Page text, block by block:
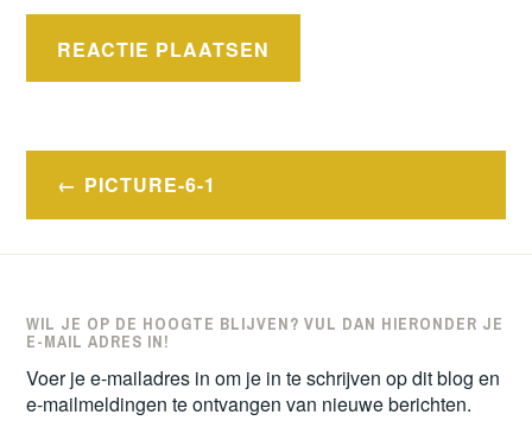
Bericht
navigatie
PICTURE-6-1
WIL JE OP DE HOOGTE BLIJVEN? VUL DAN HIERONDER JE
E-MAIL ADRES IN!
Voer je e-mailadres in om je in te schrijven op dit blog en
e-mailmeldingen te ontvangen van nieuwe berichten.